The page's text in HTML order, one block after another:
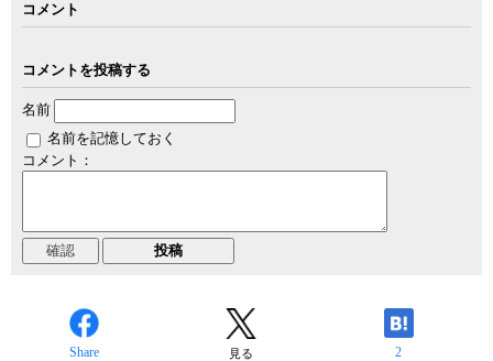
コメント
コメントを投稿する
名前
名前を記憶しておく
コメント：
Share 見る 2